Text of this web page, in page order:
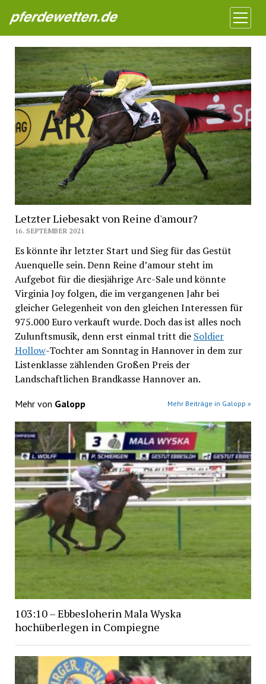
Pferdewetten News
Menü
öffnen
Letzter Liebesakt von Reine d'amour?
16. SEPTEMBER 2021
Es könnte ihr letzter Start und Sieg für das Gestüt
Auenquelle sein. Denn Reine d’amour steht im
Aufgebot für die diesjährige Arc-Sale und könnte
Virginia Joy folgen, die im vergangenen Jahr bei
gleicher Gelegenheit von den gleichen Interessen für
975.000 Euro verkauft wurde. Doch das ist alles noch
Zulunftsmusik, denn erst einmal tritt die Soldier
Hollow-Tochter am Sonntag in Hannover in dem zur
Listenklasse zählenden Großen Preis der
Landschaftlichen Brandkasse Hannover an.
Mehr von Galopp Mehr Beiträge in Galopp »
103:10 – Ebbesloherin Mala Wyska
hochüberlegen in Compiegne